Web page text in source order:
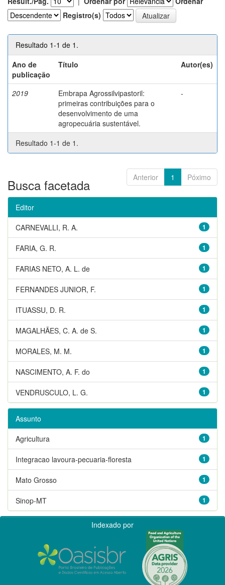
Registro(s)
Resultado 1-1 de 1.
Ano de
publicação
Título Autor(es)
2019
Embrapa Agrossilvipastoril:
primeiras contribuições para o
desenvolvimento de uma
agropecuária sustentável.
-
Resultado 1-1 de 1.
Anterior 1 Póximo
Busca facetada
Editor
1
CARNEVALLI, R. A.
1
FARIA, G. R.
1
FARIAS NETO, A. L. de
1
FERNANDES JUNIOR, F.
1
ITUASSU, D. R.
1
MAGALHÃES, C. A. de S.
1
MORALES, M. M.
1
NASCIMENTO, A. F. do
1
VENDRUSCULO, L. G.
Assunto
1
Agricultura
1
Integracao lavoura-pecuaria-floresta
1
Mato Grosso
1
Sinop-MT
Indexado por